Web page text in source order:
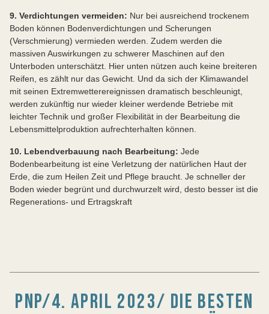
9. Verdichtungen vermeiden: Nur bei ausreichend trockenem
Boden können Bodenverdichtungen und Scherungen
(Verschmierung) vermieden werden. Zudem werden die
massiven Auswirkungen zu schwerer Maschinen auf den
Unterboden unterschätzt. Hier unten nützen auch keine breiteren
Reifen, es zählt nur das Gewicht. Und da sich der Klimawandel
mit seinen Extremwetterereignissen dramatisch beschleunigt,
werden zukünftig nur wieder kleiner werdende Betriebe mit
leichter Technik und großer Flexibilität in der Bearbeitung die
Lebensmittelproduktion aufrechterhalten können.
10. Lebendverbauung nach Bearbeitung: Jede
Bodenbearbeitung ist eine Verletzung der natürlichen Haut der
Erde, die zum Heilen Zeit und Pflege braucht. Je schneller der
Boden wieder begrünt und durchwurzelt wird, desto besser ist die
Regenerations- und Ertragskraft
PNP/4. APRIL 2023/ DIE BESTEN